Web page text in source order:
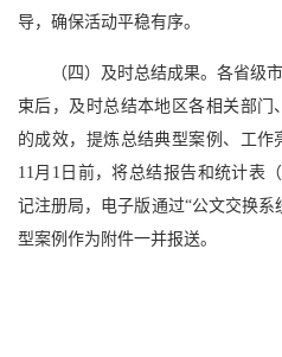
导，确保活动平稳有序。
（四）及时总结成果。各省级
束后，及时总结本地区各相关部
的成效，提炼总结典型案例、工
11月1日前，将总结报告和统计表
记注册局，电子版通过“公文交换系
型案例作为附件一并报送。